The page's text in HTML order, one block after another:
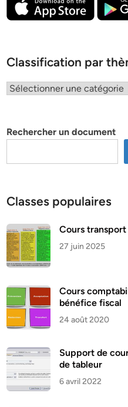
Classification par
Classification
Rechercher un document
Classes populaires
Cours
27 juin 2025
Cours
bénéfice fiscal
24 août 2020
Support de
de tableur
6 avril 2022